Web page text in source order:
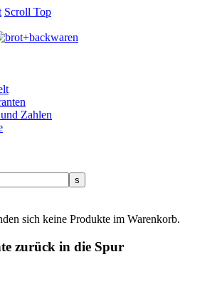
Scroll Top
Zahlen
sich keine Produkte im Warenkorb.
zurück in die Spur